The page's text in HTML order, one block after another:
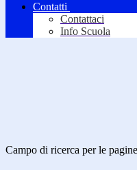
Contatti
Contattaci
Info Scuola
Campo di ricerca per le